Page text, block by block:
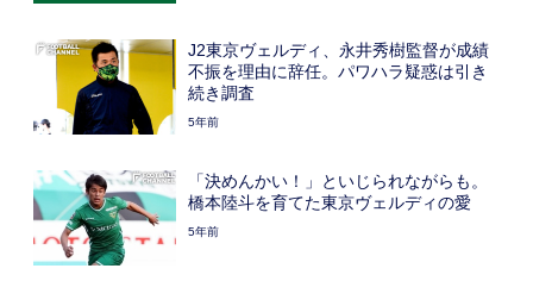
J2東京ヴェルディ、永井秀樹監督が成績
不振を理由に辞任。パワハラ疑惑は引き
続き調査
5年前
「決めんかい！」といじられながらも。
橋本陸斗を育てた東京ヴェルディの愛
5年前